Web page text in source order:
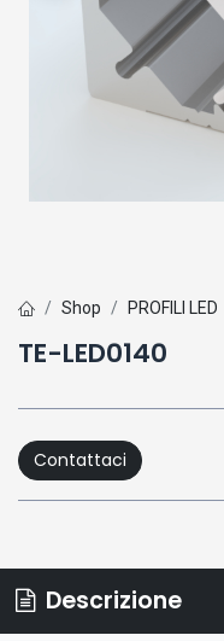
Shop PROFILI LED
TE-LED0140
Contattaci
Descrizione